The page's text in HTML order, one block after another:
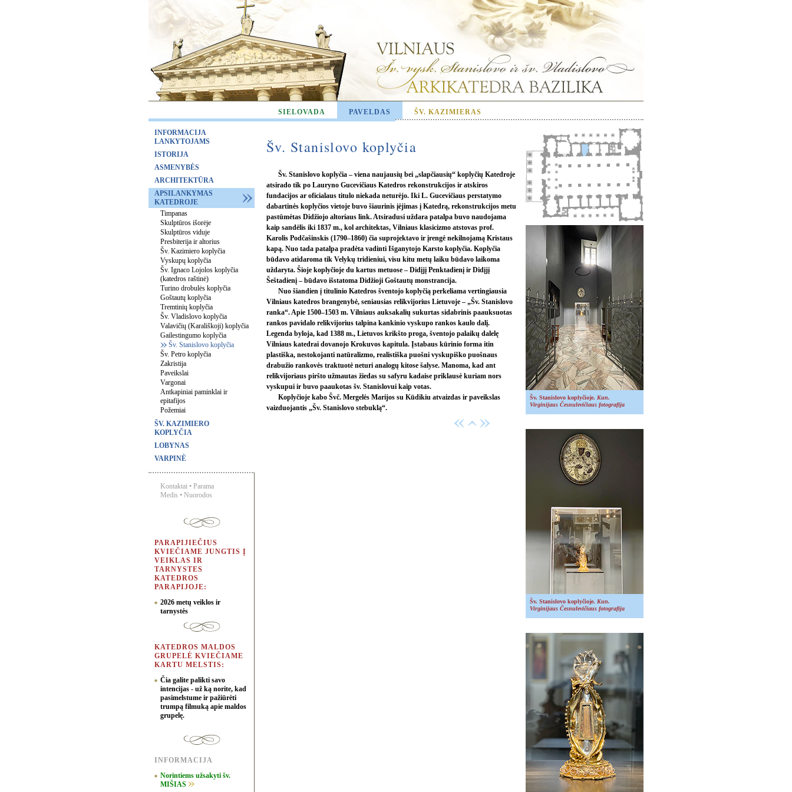
SIELOVADA PAVELDAS ŠV. KAZIMIERAS
INFORMACIJA
LANKYTOJAMS
ISTORIJA
ASMENYBĖS
ARCHITEKTŪRA
APSILANKYMAS
KATEDROJE
Timpanas
Skulptūros išorėje
Skulptūros viduje
Presbiterija ir altorius
Šv. Kazimiero koplyčia
Vyskupų koplyčia
Šv. Ignaco Lojolos koplyčia
(katedros raštinė)
Turino drobulės koplyčia
Goštautų koplyčia
Tremtinių koplyčia
Šv. Vladislovo koplyčia
Valavičių (Karališkoji) koplyčia
Gailestingumo koplyčia
Šv. Stanislovo koplyčia
Šv. Petro koplyčia
Zakristija
Paveikslai
Vargonai
Antkapiniai paminklai ir
epitafijos
Požemiai
ŠV. KAZIMIERO
KOPLYČIA
LOBYNAS
VARPINĖ
Kontaktai • Parama
Medis • Nuorodos
PARAPIJIEČIUS
KVIEČIAME JUNGTIS Į
VEIKLAS IR
TARNYSTES
KATEDROS
PARAPIJOJE:
2026 metų veiklos ir
tarnystės
KATEDROS MALDOS
GRUPELĖ KVIEČIAME
KARTU MELSTIS:
Čia galite palikti savo
intencijas - už ką norite, kad
pasimelstume ir pažiūrėti
trumpą filmuką apie maldos
grupelę.
INFORMACIJA
Norintiems užsakyti šv.
MIŠIAS
Šv. Stanislovo koplyčia
Šv. Stanislovo koplyčia – viena naujausių bei „slapčiausių“ koplyčių Katedroje
atsirado tik po Lauryno Gucevičiaus Katedros rekonstrukcijos ir atskiros
fundacijos ar oficialaus titulo niekada neturėjo. Iki L. Gucevičiaus perstatymo
dabartinės koplyčios vietoje buvo šiaurinis įėjimas į Katedrą, rekonstrukcijos metu
pastūmėtas Didžiojo altoriaus link. Atsiradusi uždara patalpa buvo naudojama
kaip sandėlis iki 1837 m., kol architektas, Vilniaus klasicizmo atstovas prof.
Karolis Podčašinskis (1790–1860) čia suprojektavo ir įrengė nekilnojamą Kristaus
kapą. Nuo tada patalpa pradėta vadinti Išganytojo Karsto koplyčia. Koplyčia
būdavo atidaroma tik Velykų tridieniui, visu kitu metų laiku būdavo laikoma
uždaryta. Šioje koplyčioje du kartus metuose – Didįjį Penktadienį ir Didįjį
Šeštadienį – būdavo išstatoma Didžioji Goštautų monstrancija.
Nuo šiandien į titulinio Katedros šventojo koplyčią perkeliama vertingiausia
Vilniaus katedros brangenybė, seniausias relikvijorius Lietuvoje – „Šv. Stanislovo
ranka“. Apie 1500–1503 m. Vilniaus auksakalių sukurtas sidabrinis paauksuotas
rankos pavidalo relikvijorius talpina kankinio vyskupo rankos kaulo dalį.
Legenda byloja, kad 1388 m., Lietuvos krikšto proga, šventojo palaikų dalelę
Vilniaus katedrai dovanojo Krokuvos kapitula. Įstabaus kūrinio forma itin
plastiška, nestokojanti natūralizmo, realistiška puošni vyskupiško puošnaus
drabužio rankovės traktuotė neturi analogų kitose šalyse. Manoma, kad ant
relikvijoriaus piršto užmautas žiedas su safyru kadaise priklausė kuriam nors
vyskupui ir buvo paaukotas šv. Stanislovui kaip votas.
Koplyčioje kabo Švč. Mergelės Marijos su Kūdikiu atvaizdas ir paveikslas
vaizduojantis „Šv. Stanislovo stebuklą“.
Šv. Stanislovo koplyčioje. Kun.
Virginijaus Česnulevičiaus fotografija
Šv. Stanislovo koplyčioje. Kun.
Virginijaus Česnulevičiaus fotografija